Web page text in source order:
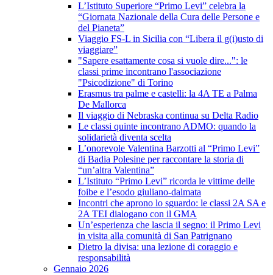
L’Istituto Superiore “Primo Levi” celebra la
“Giornata Nazionale della Cura delle Persone e
del Pianeta”
Viaggio FS-L in Sicilia con “Libera il g(i)usto di
viaggiare”
"Sapere esattamente cosa si vuole dire...": le
classi prime incontrano l'associazione
"Psicodizione" di Torino
Erasmus tra palme e castelli: la 4A TE a Palma
De Mallorca
Il viaggio di Nebraska continua su Delta Radio
Le classi quinte incontrano ADMO: quando la
solidarietà diventa scelta
L’onorevole Valentina Barzotti al “Primo Levi”
di Badia Polesine per raccontare la storia di
“un’altra Valentina”
L’Istituto “Primo Levi” ricorda le vittime delle
foibe e l’esodo giuliano-dalmata
Incontri che aprono lo sguardo: le classi 2A SA e
2A TEI dialogano con il GMA
Un’esperienza che lascia il segno: il Primo Levi
in visita alla comunità di San Patrignano
Dietro la divisa: una lezione di coraggio e
responsabilità
Gennaio 2026